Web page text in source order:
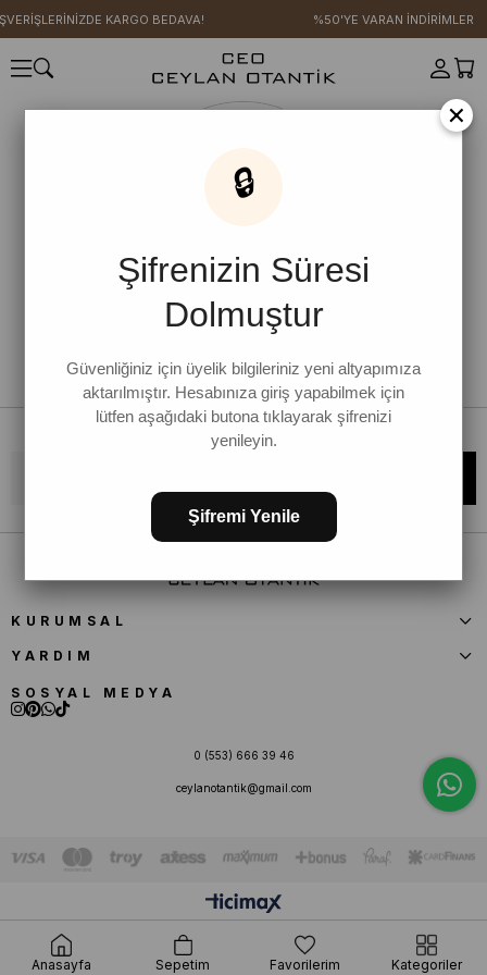
KARGO BEDAVA! %50'YE VARAN İNDİRİMLER
Bültene kaydolun, kampanya ve yenilikleri kaçırmayın!
KURUMSAL
YARDIM
SOSYAL MEDYA
0 (553) 666 39 46
ceylanotantik@gmail.com
×
🔒
Şifrenizin Süresi
Dolmuştur
Güvenliğiniz için üyelik bilgileriniz yeni altyapımıza
aktarılmıştır. Hesabınıza giriş yapabilmek için
lütfen aşağıdaki butona tıklayarak şifrenizi
yenileyin.
Şifremi Yenile
Anasayfa Sepetim Favorilerim Kategoriler